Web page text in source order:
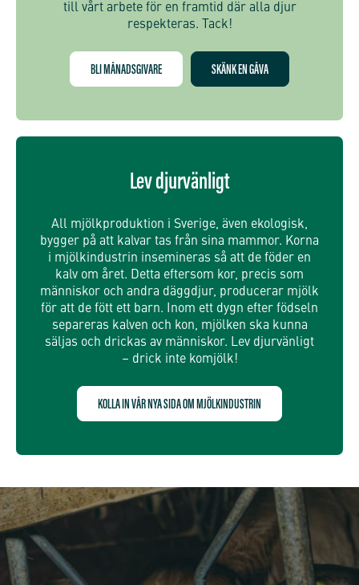
till vårt arbete för en framtid där alla djur
respekteras. Tack!
BLI MÅNADSGIVARE SKÄNK EN GÅVA
Lev djurvänligt
All mjölkproduktion i Sverige, även ekologisk,
bygger på att kalvar tas från sina mammor. Korna
i mjölkindustrin insemineras så att de föder en
kalv om året. Detta eftersom kor, precis som
människor och andra däggdjur, producerar mjölk
för att de fött ett barn. Inom ett dygn efter födseln
separeras kalven och kon, mjölken ska kunna
säljas och drickas av människor. Lev djurvänligt
– drick inte komjölk!
KOLLA IN VÅR NYA SIDA OM MJÖLKINDUSTRIN